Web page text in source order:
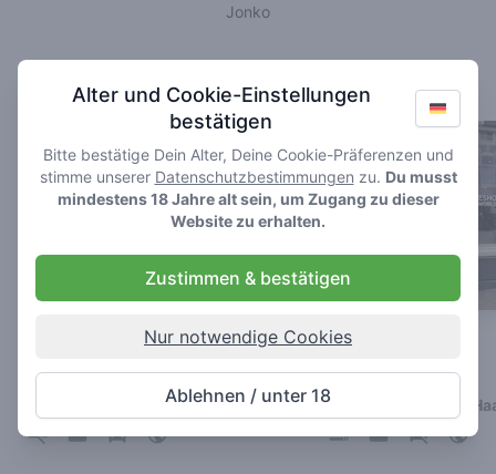
Jonko
Bevorzugte Shops
4.8/ 5
Coffeeshop in Den Haag
Waterworld
4/ 5
Coffeeshop in Den
Alter und Cookie-Einstellungen
bestätigen
Bitte bestätige Dein Alter, Deine Cookie-Präferenzen und
stimme unserer Datenschutzbestimmungen zu. Du musst
mindestens 18 Jahre alt sein, um Zugang zu dieser
Website zu erhalten.
Zustimmen & bestätigen
Nur notwendige Cookies
Ablehnen / unter 18